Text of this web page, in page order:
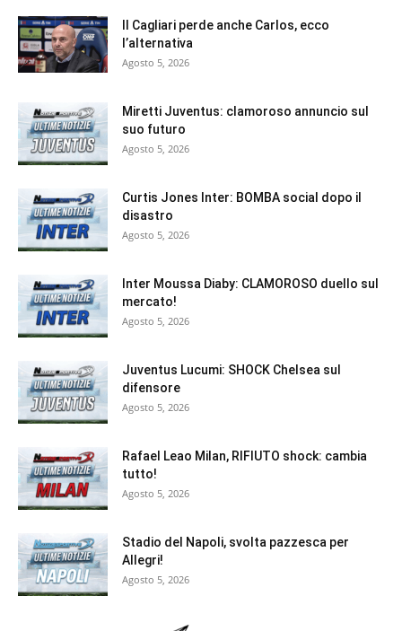
Il Cagliari perde anche Carlos, ecco
l’alternativa
Agosto 5, 2026
Miretti Juventus: clamoroso annuncio sul
suo futuro
Agosto 5, 2026
Curtis Jones Inter: BOMBA social dopo il
disastro
Agosto 5, 2026
Inter Moussa Diaby: CLAMOROSO duello sul
mercato!
Agosto 5, 2026
Juventus Lucumi: SHOCK Chelsea sul
difensore
Agosto 5, 2026
Rafael Leao Milan, RIFIUTO shock: cambia
tutto!
Agosto 5, 2026
Stadio del Napoli, svolta pazzesca per
Allegri!
Agosto 5, 2026